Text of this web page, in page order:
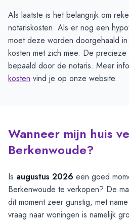
Als laatste is het belangrijk om
notariskosten. Als er nog een
moet deze worden doorgehaald
kosten met zich mee. De
bepaald door de notaris. Meer
kosten vind je op onze website.
Wanneer mijn huis
Berkenwoude?
Is augustus 2026 een goed
Berkenwoude te verkopen? De
dit moment zeer gunstig, met
vraag naar woningen is namelijk